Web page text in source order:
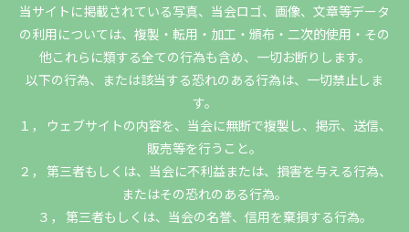
当サイトに掲載されている写真、当会ロゴ、画像、文章等データ
の利用については、複製・転用・加工・頒布・二次的使用・その
他これらに類する全ての行為も含め、一切お断りします。
以下の行為、または該当する恐れのある行為は、一切禁止しま
す。
１， ウェブサイトの内容を、当会に無断で複製し、掲示、送信、
販売等を行うこと。
２， 第三者もしくは、当会に不利益または、損害を与える行為、
またはその恐れのある行為。
３， 第三者もしくは、当会の名誉、信用を棄損する行為。